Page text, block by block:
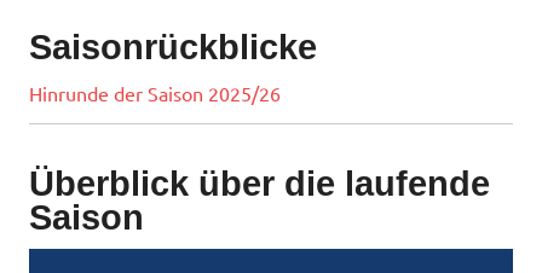
Saisonrückblicke
Hinrunde der Saison 2025/26
Überblick über die laufende
Saison